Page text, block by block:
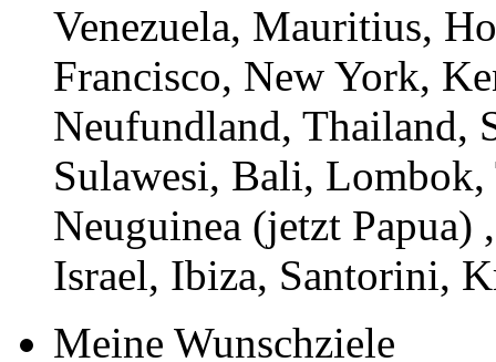
Venezuela, Mauritius,
Francisco, New York,
Neufundland, Thailand,
Sulawesi, Bali,
Neuguinea (jetzt
Israel, Ibiza, Santorini,
Meine Wunschziele